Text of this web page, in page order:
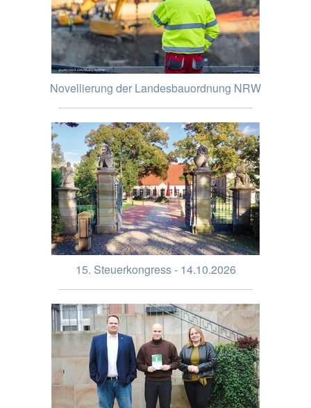
Novellierung der Landesbauordnung NRW
15. Steuerkongress - 14.10.2026